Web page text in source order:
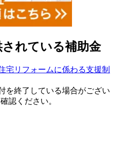
されている補助金
宅リフォームに係わる支援制
を終了している場合がござい
認ください。